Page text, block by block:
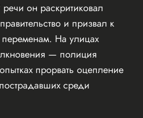
он раскритиковал
и призвал к
На улицах
— полиция
прорвать оцепление
среди